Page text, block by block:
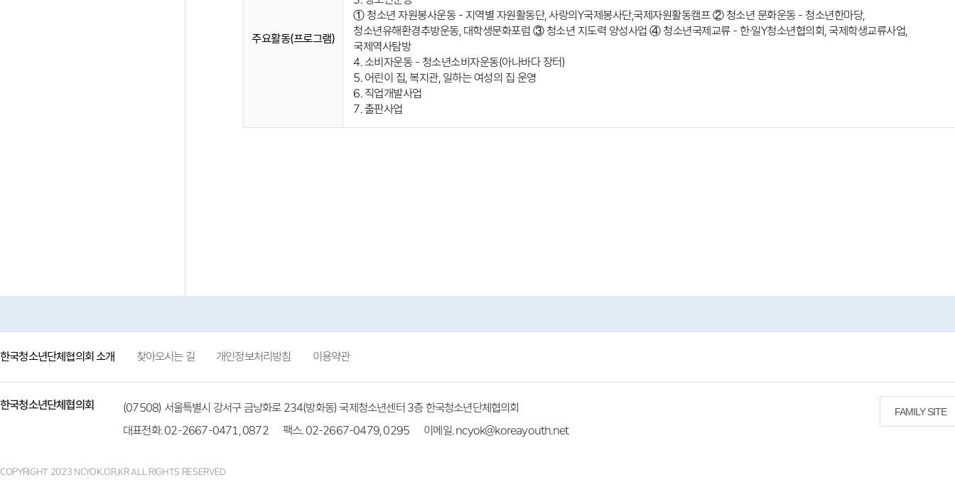
주요활동(프로그램)
① 청소년 자원봉사운동 - 지역별 자원활동단, 사랑의Y국제봉사단,국제자원활동캠프 ② 청소년 문화운동 - 청소년한마당,
청소년유해환경추방운동, 대학생문화포럼 ③ 청소년 지도력 양성사업 ④ 청소년국제교류 - 한·일Y청소년협의회, 국제학생교류사업,
국제역사탐방
4. 소비자운동 - 청소년소비자운동(아나바다 장터)
5. 어린이 집, 복지관, 일하는 여성의 집 운영
6. 직업개발사업
7. 출판사업
한국청소년단체협의회 소개 찾아오시는 길 개인정보처리방침 이용약관
FAMILY SITE
한국청소년단체협의회
(07508) 서울특별시 강서구 금낭화로 234(방화동) 국제청소년센터 3층 한국청소년단체협의회
대표전화. 02-2667-0471, 0872
팩스. 02-2667-0479, 0295 이메일. ncyok@koreayouth.net
COPYRIGHT 2023 NCYOK.OR.KR ALL RIGHTS RESERVED